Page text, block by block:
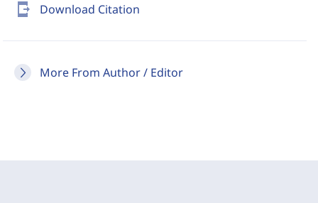
send_to_mobile Download Citation
More From Author / Editor